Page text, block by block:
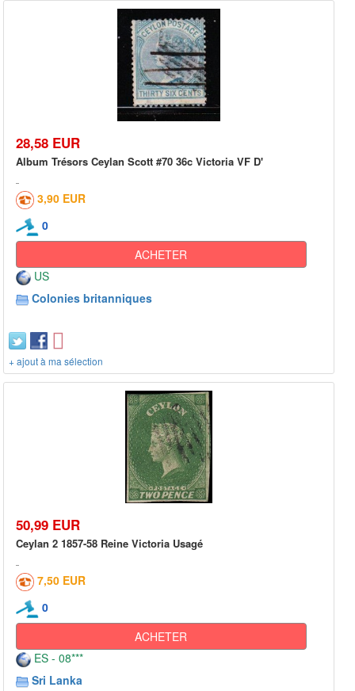
28,58 EUR
Album Trésors Ceylan Scott #70 36c Victoria VF D'
3,90 EUR
0
ACHETER
US
Colonies britanniques
+ ajout à ma sélection
50,99 EUR
Ceylan 2 1857-58 Reine Victoria Usagé
7,50 EUR
0
ACHETER
ES - 08***
Sri Lanka